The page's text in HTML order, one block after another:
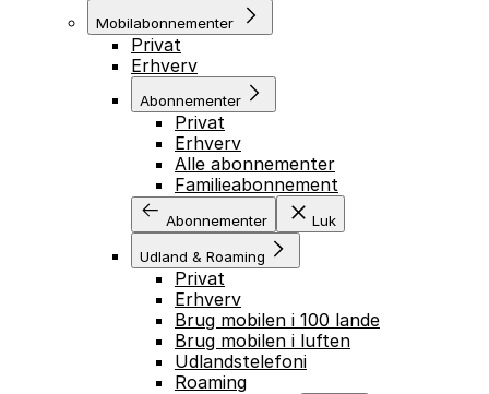
Mobilabonnementer
Privat
Erhverv
Abonnementer
Privat
Erhverv
Alle abonnementer
Familieabonnement
Abonnementer Luk
Udland & Roaming
Privat
Erhverv
Brug mobilen i 100 lande
Brug mobilen i luften
Udlandstelefoni
Roaming